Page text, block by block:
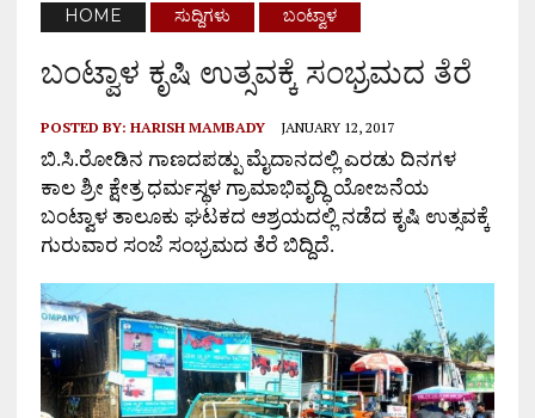
HOME ಸುದ್ದಿಗಳು ಬಂಟ್ವಾಳ
ಬಂಟ್ವಾಳ ಕೃಷಿ ಉತ್ಸವಕ್ಕೆ ಸಂಭ್ರಮದ ತೆರೆ
POSTED BY: HARISH MAMBADY JANUARY 12, 2017
ಬಿ.ಸಿ.ರೋಡಿನ ಗಾಣದಪಡ್ಪು ಮೈದಾನದಲ್ಲಿ ಎರಡು ದಿನಗಳ
ಕಾಲ ಶ್ರೀ ಕ್ಷೇತ್ರ ಧರ್ಮಸ್ಥಳ ಗ್ರಾಮಾಭಿವೃದ್ಧಿ ಯೋಜನೆಯ
ಬಂಟ್ವಾಳ ತಾಲೂಕು ಘಟಕದ ಆಶ್ರಯದಲ್ಲಿ ನಡೆದ ಕೃಷಿ ಉತ್ಸವಕ್ಕೆ
ಗುರುವಾರ ಸಂಜೆ ಸಂಭ್ರಮದ ತೆರೆ ಬಿದ್ದಿದೆ.